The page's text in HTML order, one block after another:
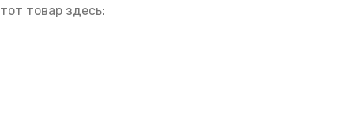
товар здесь: